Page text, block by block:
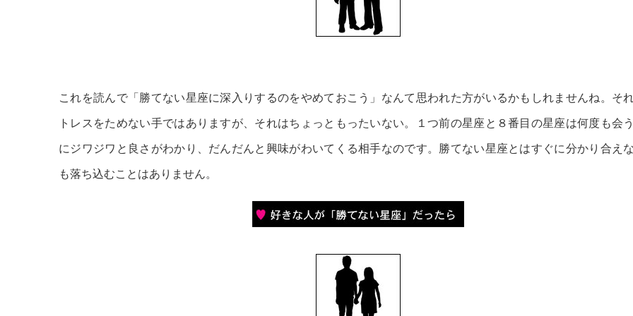
これを読んで「勝てない星座に深入りするのをやめておこう」なんて思われた方がいるかもしれませんね。そ
トレスをためない手ではありますが、それはちょっともったいない。１つ前の星座と８番目の星座は何度も会
にジワジワと良さがわかり、だんだんと興味がわいてくる相手なのです。勝てない星座とはすぐに分かり合え
も落ち込むことはありません。